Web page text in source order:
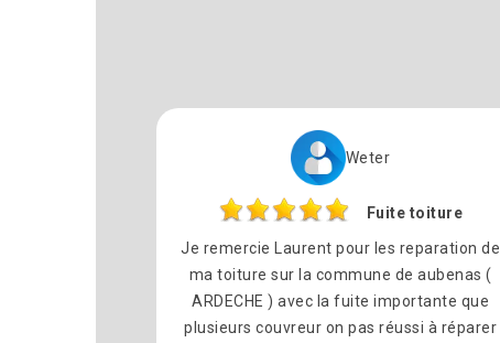
Weter
Fuite toiture
Je remercie Laurent pour les reparation de
ma toiture sur la commune de aubenas (
ARDECHE ) avec la fuite importante que
plusieurs couvreur on pas réussi à réparer